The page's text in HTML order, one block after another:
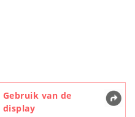
Gebruik van de
display